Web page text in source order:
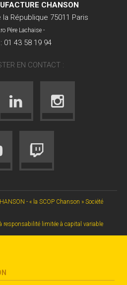
CHANSON
République 75011 Paris
Père Lachaise -
01 43 58 19 94
EN CONTACT :
- « la SCOP Chanson » Société
responsabilité limitée à capital variable